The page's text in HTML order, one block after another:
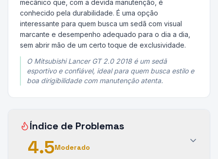
mecânico que, com a devida manutenção, é
conhecido pela durabilidade. É uma opção
interessante para quem busca um sedã com visual
marcante e desempenho adequado para o dia a dia,
sem abrir mão de um certo toque de exclusividade.
O Mitsubishi Lancer GT 2.0 2018 é um sedã
esportivo e confiável, ideal para quem busca estilo e
boa dirigibilidade com manutenção atenta.
Índice de Problemas
4.5Moderado